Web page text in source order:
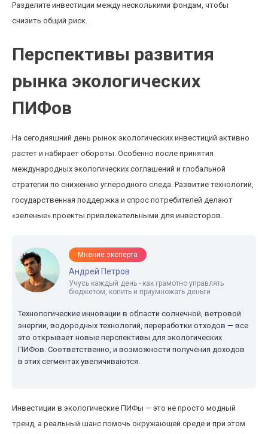
Разделите инвестиции между несколькими фондам, чтобы
снизить общий риск.
Перспективы развития
рынка экологических
ПИФов
На сегодняшний день рынок экологических инвестиций активно
растет и набирает обороты. Особенно после принятия
международных экологических соглашений и глобальной
стратегии по снижению углеродного следа. Развитие технологий,
государственная поддержка и спрос потребителей делают
«зеленые» проекты привлекательными для инвесторов.
Мнение эксперта
Андрей Петров
Учусь каждый день - как грамотно управлять
бюджетом, копить и приумножать деньги
Технологические инновации в области солнечной, ветровой
энергии, водородных технологий, переработки отходов — все
это открывает новые перспективы для экологических
ПИФов. Соответственно, и возможности получения доходов
в этих сегментах увеличиваются.
Инвестиции в экологические ПИФы — это не просто модный
тренд, а реальный шанс помочь окружающей среде и при этом